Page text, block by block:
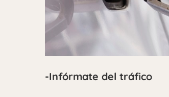
-Infórmate del tráfico